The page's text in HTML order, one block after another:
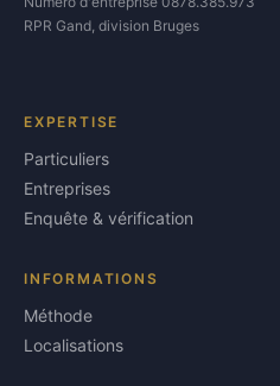
RPR Gand, division Bruges
EXPERTISE
Particuliers
Entreprises
Enquête & vérification
INFORMATIONS
Méthode
Localisations